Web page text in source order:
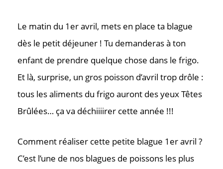
Le matin du 1er avril, mets en place ta blague
dès le petit déjeuner ! Tu demanderas à ton
enfant de prendre quelque chose dans le frigo.
Et là, surprise, un gros poisson d’avril trop drôle :
tous les aliments du frigo auront des yeux Têtes
Brûlées… ça va déchiiiirer cette année !!!
Comment réaliser cette petite blague 1er avril ?
C’est l’une de nos blagues de poissons les plus